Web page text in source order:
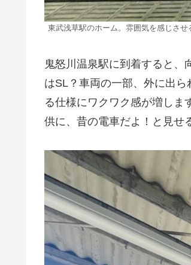
東武浅草駅のホーム。雰囲気を感じさ
鬼怒川温泉駅に到着すると、
はSL？車両の一部、外に出
る仕様にワクワク感が増しま
供に、昔の電車だよ！と見